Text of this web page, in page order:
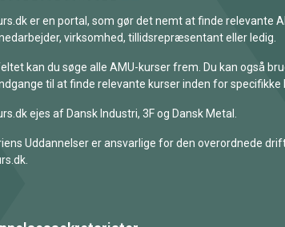
er en portal, som gør det nemt at finde relevante
virksomhed, tillidsrepræsentant eller ledig.
kan du søge alle AMU-kurser frem. Du kan også
til at finde relevante kurser inden for specifikke
ejes af Dansk Industri, 3F og Dansk Metal.
Uddannelser er ansvarlige for den overordnede